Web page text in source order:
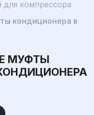
для компрессора
кондиционера в
МУФТЫ